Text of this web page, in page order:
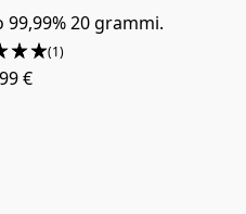
20 grammi.
(1)
€